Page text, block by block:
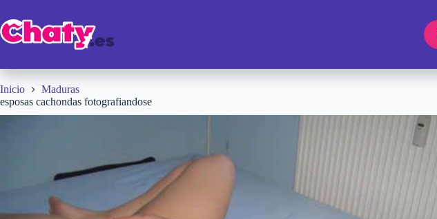
contenido
Inicio
Maduras
esposas cachondas fotografiandose